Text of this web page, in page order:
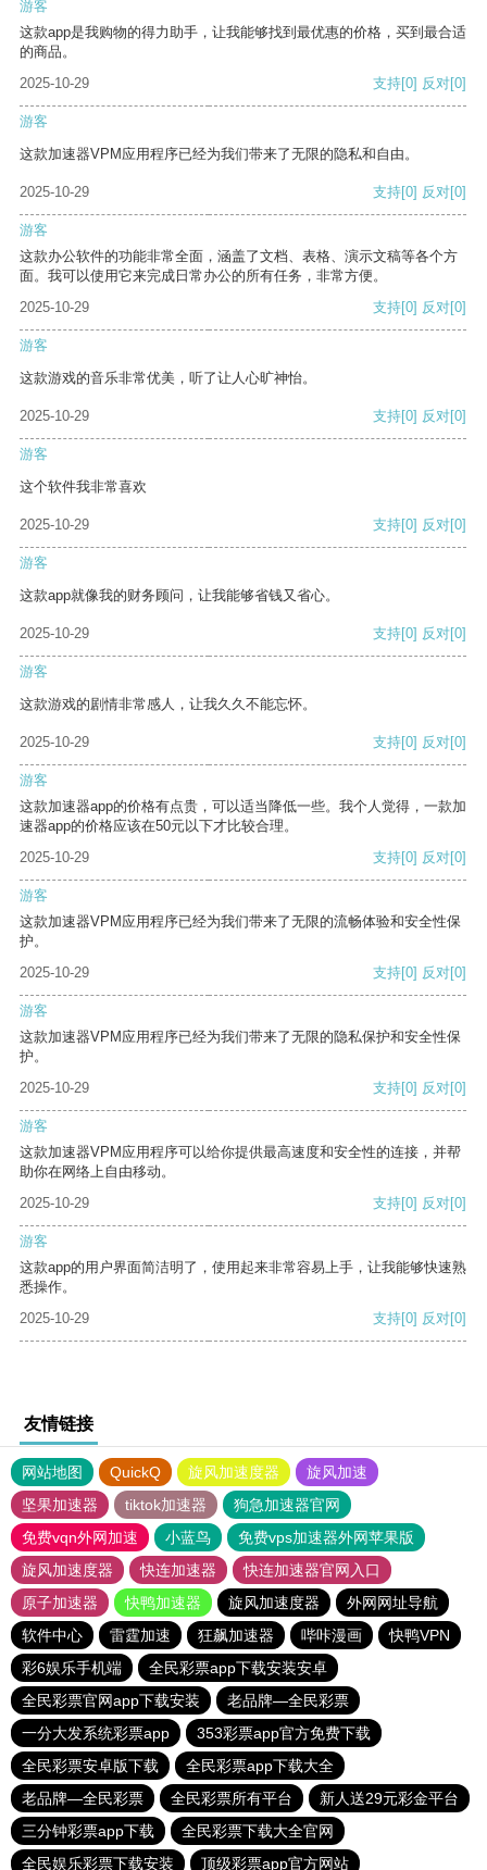
游客
这款app是我购物的得力助手，让我能够找到最优惠的价格，买到最合适
的商品。
2025-10-29
支持[0] 反对[0]
游客
这款加速器VPM应用程序已经为我们带来了无限的隐私和自由。
2025-10-29 支持[0] 反对[0]
游客
这款办公软件的功能非常全面，涵盖了文档、表格、演示文稿等各个方
面。我可以使用它来完成日常办公的所有任务，非常方便。
2025-10-29
支持[0] 反对[0]
游客
这款游戏的音乐非常优美，听了让人心旷神怡。
2025-10-29 支持[0] 反对[0]
游客
这个软件我非常喜欢
2025-10-29 支持[0] 反对[0]
游客
这款app就像我的财务顾问，让我能够省钱又省心。
2025-10-29 支持[0] 反对[0]
游客
这款游戏的剧情非常感人，让我久久不能忘怀。
2025-10-29 支持[0] 反对[0]
游客
这款加速器app的价格有点贵，可以适当降低一些。我个人觉得，一款加
速器app的价格应该在50元以下才比较合理。
2025-10-29
支持[0] 反对[0]
游客
这款加速器VPM应用程序已经为我们带来了无限的流畅体验和安全性保
护。
2025-10-29
支持[0] 反对[0]
游客
这款加速器VPM应用程序已经为我们带来了无限的隐私保护和安全性保
护。
2025-10-29
支持[0] 反对[0]
游客
这款加速器VPM应用程序可以给你提供最高速度和安全性的连接，并帮
助你在网络上自由移动。
2025-10-29
支持[0] 反对[0]
游客
这款app的用户界面简洁明了，使用起来非常容易上手，让我能够快速熟
悉操作。
2025-10-29
支持[0] 反对[0]
友情链接
网站地图 QuickQ 旋风加速度器
旋风加速
坚果加速器
tiktok加速器
狗急加速器官网
免费vqn外网加速
小蓝鸟
免费vps加速器外网苹果版
旋风加速度器
快连加速器
快连加速器官网入口
原子加速器
快鸭加速器 旋风加速度器
外网网址导航
软件中心
雷霆加速 狂飙加速器 哔咔漫画
快鸭VPN
彩6娱乐手机端
全民彩票app下载安装安卓
全民彩票官网app下载安装
老品牌—全民彩票
一分大发系统彩票app
353彩票app官方免费下载
全民彩票安卓版下载
全民彩票app下载大全
老品牌—全民彩票
全民彩票所有平台
新人送29元彩金平台
三分钟彩票app下载
全民彩票下载大全官网
全民娱乐彩票下载安装
顶级彩票app官方网站